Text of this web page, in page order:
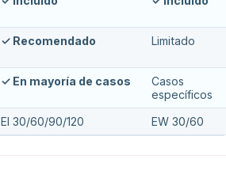
✓ Recomendado Limitado
✓ En mayoría de casos
Casos
específicos
EI 30/60/90/120 EW 30/60